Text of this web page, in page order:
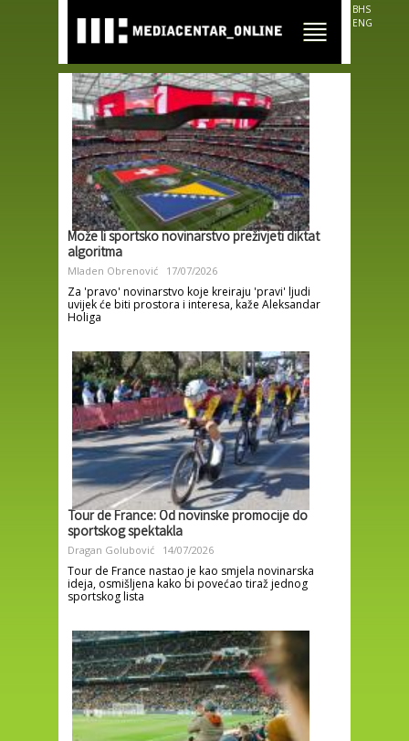
main
content
BHS
ENG
Može li sportsko novinarstvo preživjeti diktat
algoritma
Mladen Obrenović 17/07/2026
Za 'pravo' novinarstvo koje kreiraju 'pravi' ljudi
uvijek će biti prostora i interesa, kaže Aleksandar
Holiga
Tour de France: Od novinske promocije do
sportskog spektakla
Dragan Golubović 14/07/2026
Tour de France nastao je kao smjela novinarska
ideja, osmišljena kako bi povećao tiraž jednog
sportskog lista